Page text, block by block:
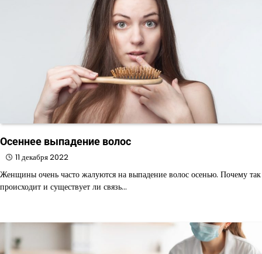
Осеннее выпадение волос
11 декабря 2022
Женщины очень часто жалуются на выпадение волос осенью. Почему так
происходит и существует ли связь…